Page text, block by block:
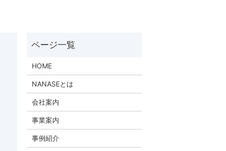
HOME
NANASEとは
会社案内
事業案内
事例紹介